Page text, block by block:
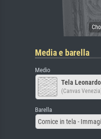
Media e barella
Medio
Tela
(Canvas
Barella
Cornice in tela -